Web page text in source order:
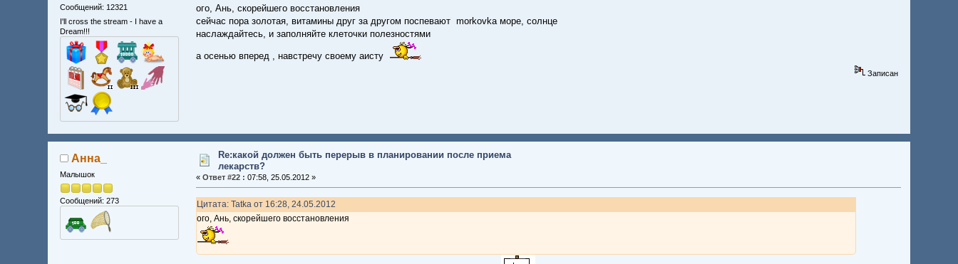
Сообщений: 12321
I'll cross the stream - I have a
Dream!!!
ого, Ань, скорейшего восстановления
сейчас пора золотая, витамины друг за другом поспевают morkovka море, солнце
наслаждайтесь, и заполняйте клеточки полезностями
а осенью вперед , навстречу своему аисту
Записан
Анна_
Малышок
Сообщений: 273
Re:какой должен быть перерыв в планировании после приема
лекарств?
«Ответ #22 : 07:58, 25.05.2012 »
Цитата: Tatka от 16:28, 24.05.2012
ого, Ань, скорейшего восстановления